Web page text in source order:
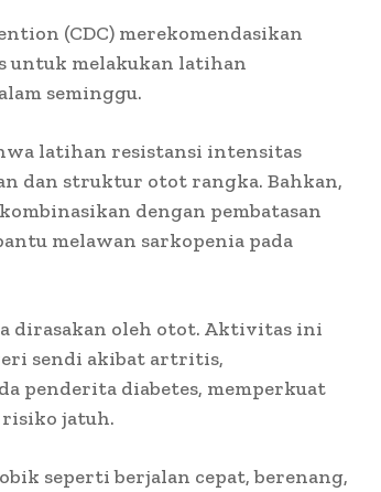
(CDC) merekomendasikan
untuk melakukan latihan
seminggu.
latihan resistansi intensitas
dan struktur otot rangka. Bahkan,
dengan pembatasan
melawan sarkopenia pada
dirasakan oleh otot. Aktivitas ini
sendi akibat artritis,
penderita diabetes, memperkuat
jatuh.
seperti berjalan cepat, berenang,